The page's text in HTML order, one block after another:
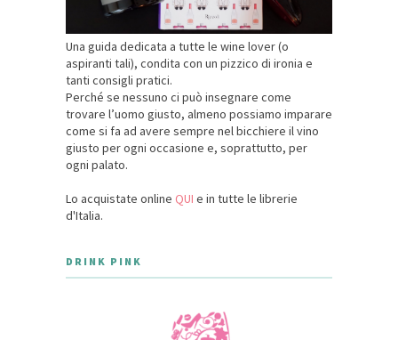
Una guida dedicata a tutte le wine lover (o
aspiranti tali), condita con un pizzico di ironia e
tanti consigli pratici.
Perché se nessuno ci può insegnare come
trovare l’uomo giusto, almeno possiamo imparare
come si fa ad avere sempre nel bicchiere il vino
giusto per ogni occasione e, soprattutto, per
ogni palato.
Lo acquistate online QUI e in tutte le librerie
d'Italia.
DRINK PINK